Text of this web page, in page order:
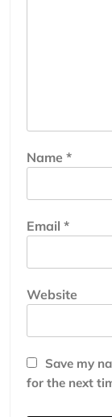
Name *
Email *
Website
Save my
for the next